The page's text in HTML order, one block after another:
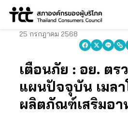
Skip
25 กรกฎาคม 2568
เตือนภัย : อย. ตร
แผนปัจจุบัน เมล
ผลิตภัณฑ์เสริมอา